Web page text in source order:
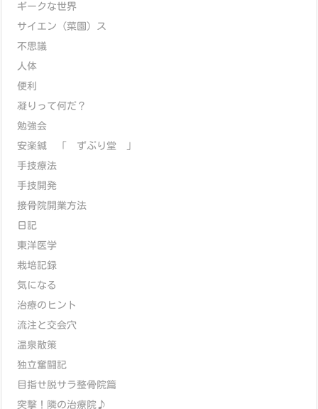
ギークな世界
サイエン（菜園）ス
不思議
人体
便利
凝りって何だ？
勉強会
安楽鍼 「 ずぶり堂 」
手技療法
手技開発
接骨院開業方法
日記
東洋医学
栽培記録
気になる
治療のヒント
流注と交会穴
温泉散策
独立奮闘記
目指せ脱サラ整骨院篇
突撃！隣の治療院♪